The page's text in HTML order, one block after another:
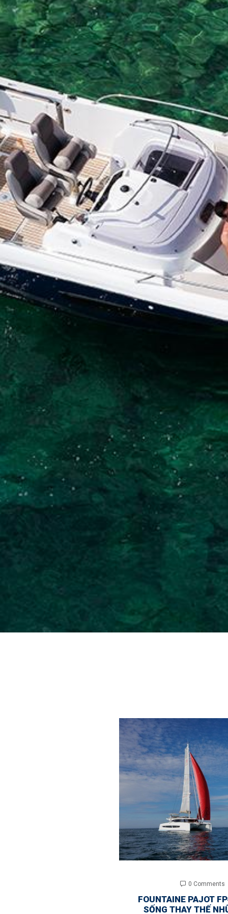
0 Comments
FOUNTAINE PAJOT
SỐNG THAY THẾ